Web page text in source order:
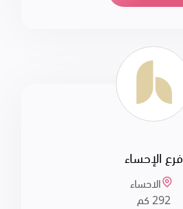
فرع الإحساء
الاحساء
292 كم